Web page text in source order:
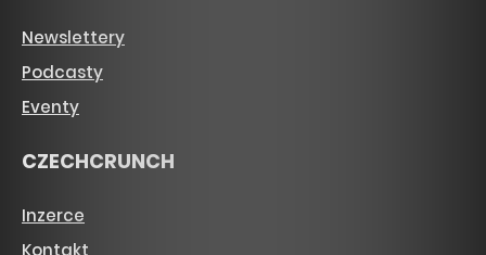
Newslettery
Podcasty
Eventy
CZECHCRUNCH
Inzerce
Kontakt